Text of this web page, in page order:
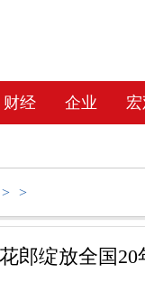
财经 企业
>
>
郎绽放全国